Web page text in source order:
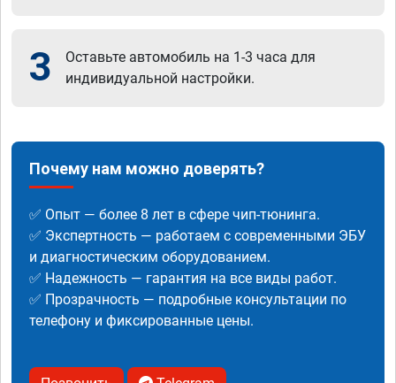
3
Оставьте автомобиль на 1-3 часа для
индивидуальной настройки.
Почему нам можно доверять?
✅ Опыт — более 8 лет в сфере чип-тюнинга.
✅ Экспертность — работаем с современными ЭБУ
и диагностическим оборудованием.
✅ Надежность — гарантия на все виды работ.
✅ Прозрачность — подробные консультации по
телефону и фиксированные цены.